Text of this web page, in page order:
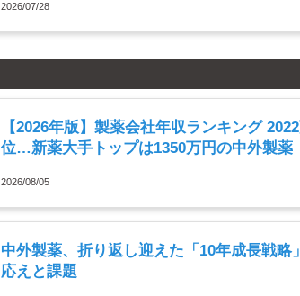
2026/07/28
【2026年版】製薬会社年収ランキング
位…新薬大手トップは1350万円の中外製薬
2026/08/05
中外製薬、折り返し迎えた「10年成長戦略
応えと課題